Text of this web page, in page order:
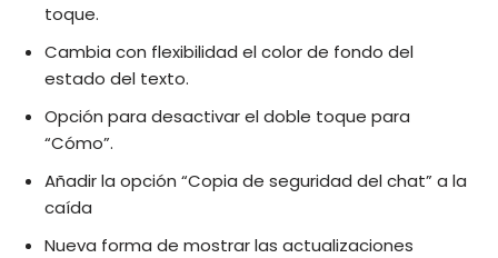
toque.
Cambia con flexibilidad el color de fondo del
estado del texto.
Opción para desactivar el doble toque para
“Cómo”.
Añadir la opción “Copia de seguridad del chat” a la
caída
Nueva forma de mostrar las actualizaciones